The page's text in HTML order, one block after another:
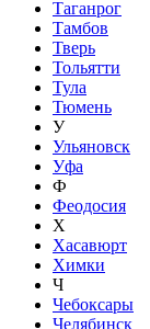
Таганрог
Тамбов
Тверь
Тольятти
Тула
Тюмень
У
Ульяновск
Уфа
Ф
Феодосия
Х
Хасавюрт
Химки
Ч
Чебоксары
Челябинск